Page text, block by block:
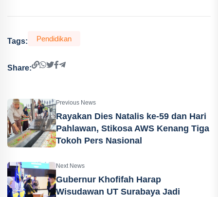
Tags: Pendidikan
Share:
Previous News
Rayakan Dies Natalis ke-59 dan Hari
Pahlawan, Stikosa AWS Kenang Tiga
Tokoh Pers Nasional
Next News
Gubernur Khofifah Harap
Wisudawan UT Surabaya Jadi